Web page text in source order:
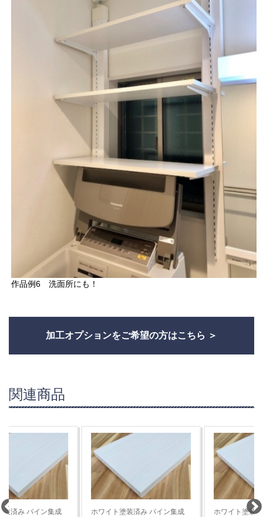
作品例6 洗面所にも！
加工オプションをご希望の方はこちら
関連商品
ホワイト塗装済み パイン集成
ホワイト塗装済み パイン集成